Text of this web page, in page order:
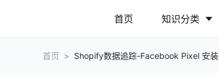
首页 知识分类
首页 > Shopify数据追踪-Facebook Pixel 安装